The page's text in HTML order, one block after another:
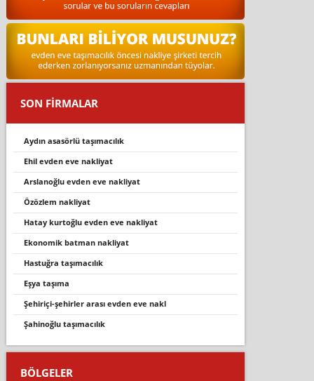
SON FİRMALAR
aydın asasörlü taşımacılık
ehil evden eve nakliyat
arslanoğlu evden eve nakliyat
özözlem nakliyat
hatay kurtoğlu evden eve nakliyat
ekonomik batman nakliyat
hastuğra taşımacılık
eşya taşıma
şehi̇ri̇çi̇-şehi̇rler arasi evden eve nakl
şahinoğlu taşımacılık
BÖLGELER